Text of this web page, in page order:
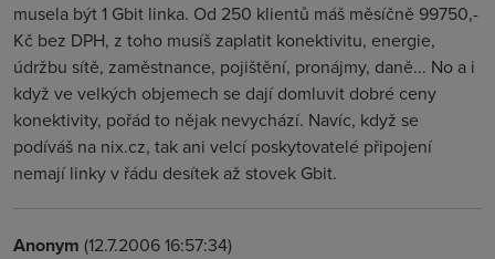
musela být 1 Gbit linka. Od 250 klientů máš měsíčně 99750,-
Kč bez DPH, z toho musíš zaplatit konektivitu, energie,
údržbu sítě, zaměstnance, pojištění, pronájmy, daně... No a i
když ve velkých objemech se dají domluvit dobré ceny
konektivity, pořád to nějak nevychází. Navíc, když se
podíváš na nix.cz, tak ani velcí poskytovatelé připojení
nemají linky v řádu desítek až stovek Gbit.
Anonym (12.7.2006 16:57:34)